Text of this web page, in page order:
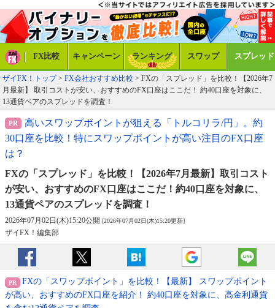
FX比較 キャンペーン ランキング スワップ スプレッド
ザイFX！トップ> FX会社おすすめ比較 > FXの「スプレッド」を比較！【2026年7
月最新】 取引コストが安い、おすすめのFX口座はここだ！ 約40口座を対象に、
13通貨ペアのスプレッドを調査！
高いスワップポイントが狙える「トルコリラ/円」。約
30口座を比較！特にスワップポイントが高い注目のFX口座
は？
FXの「スプレッド」を比較！【2026年7月最新】 取引コスト
が安い、おすすめのFX口座はここだ！ 約40口座を対象に、
13通貨ペアのスプレッドを調査！
2026年07月02日(木)15:20公開 [2026年07月02日(木)15:20更新]
ザイFX！編集部
FXの「スワップポイント」を比較！【最新】 スワップポイント
が高い、おすすめのFX口座を紹介！ 約40口座を対象に、高金利通貨